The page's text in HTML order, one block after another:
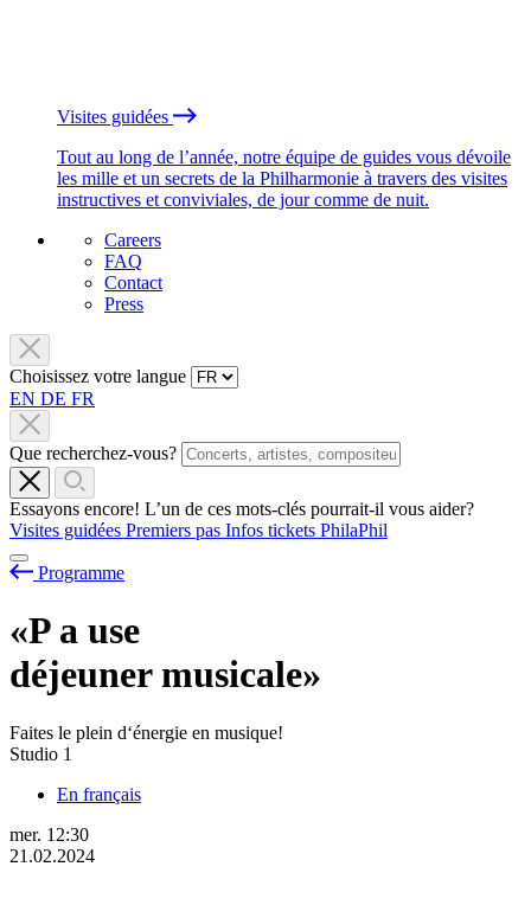
Visites guidées
Tout au long de l’année, notre équipe de guides vous dévoile
les mille et un secrets de la Philharmonie à travers des visites
instructives et conviviales, de jour comme de nuit.
Careers
FAQ
Contact
Press
Choisissez votre langue
EN DE FR
Que recherchez-vous?
Essayons encore! L’un de ces mots-clés pourrait-il vous aider?
Visites guidées Premiers pas Infos tickets PhilaPhil
Programme
«P a use
déjeuner musicale»
Faites le plein d‘énergie en musique!
Studio 1
En français
mer. 12:30
21.02.2024